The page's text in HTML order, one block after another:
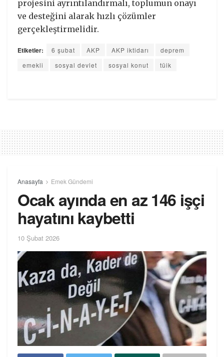
projesini ayrıntılandırmalı, toplumun onayı
ve desteğini alarak hızlı çözümler
gerçekleştirmelidir.
Etiketler: 6 şubat AKP AKP iktidarı
deprem
emekli
sosyal devlet sosyal konut tüik
Anasayfa Emek Gündemi
Ocak ayında en az 146 işçi
hayatını kaybetti
10 Şubat 2026